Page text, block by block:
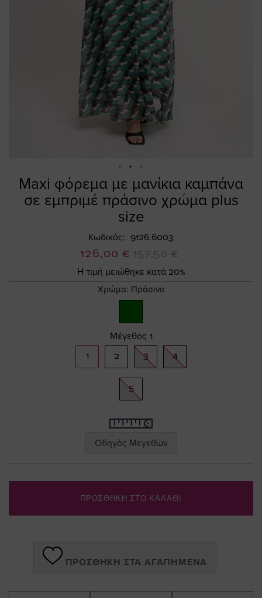
Maxi φόρεμα με μανίκια καμπάνα
σε εμπριμέ πράσινο χρώμα plus
size
Κωδικός 9126.6003
Ειδική
Τιμή
126,00 € 157,50 €
Η τιμή μειώθηκε κατά 20%
Χρώμα: Πράσινο
Μέγεθος 1
1
2 3 4
5
Οδηγός Μεγεθών
ΠΡΟΣΘΗΚΗ ΣΤΟ ΚΑΛΑΘΙ
ΠΡΟΣΘΉΚΗ ΣΤΑ ΑΓΑΠΗΜΈΝΑ
Skip